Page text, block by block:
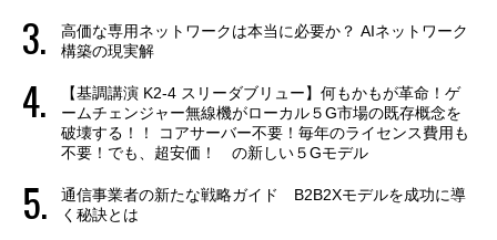
高価な専用ネットワークは本当に必要か？ AIネットワーク
構築の現実解
【基調講演 K2-4 スリーダブリュー】何もかもが革命！ゲ
ームチェンジャー無線機がローカル５G市場の既存概念を
破壊する！！ コアサーバー不要！毎年のライセンス費用も
不要！でも、超安価！ の新しい５Gモデル
通信事業者の新たな戦略ガイド B2B2Xモデルを成功に導
く秘訣とは